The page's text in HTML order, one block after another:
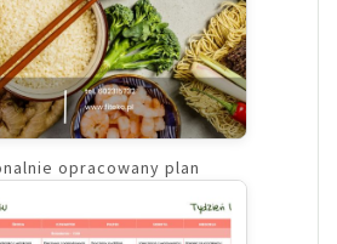
opracowany plan